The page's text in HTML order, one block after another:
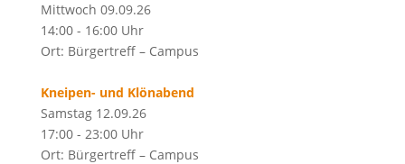
Mittwoch 09.09.26
14:00 - 16:00 Uhr
Ort: Bürgertreff – Campus
Kneipen- und Klönabend
Samstag 12.09.26
17:00 - 23:00 Uhr
Ort: Bürgertreff – Campus